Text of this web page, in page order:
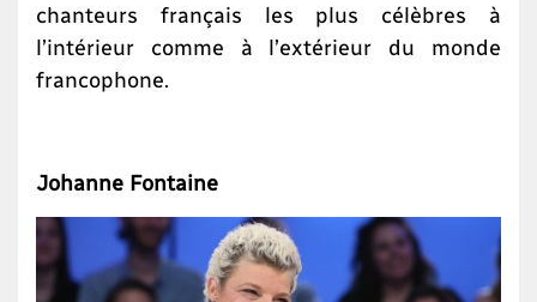
chanteurs français les plus célèbres à
l’intérieur comme à l’extérieur du monde
francophone.
Johanne Fontaine